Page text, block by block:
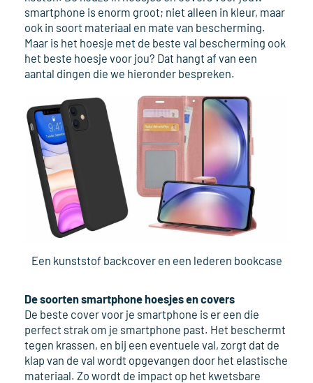
smartphone is enorm groot; niet alleen in kleur, maar
ook in soort materiaal en mate van bescherming.
Maar is het hoesje met de beste val bescherming ook
het beste hoesje voor jou? Dat hangt af van een
aantal dingen die we hieronder bespreken.
Een kunststof backcover en een lederen bookcase
De soorten smartphone hoesjes en covers
De beste cover voor je smartphone is er een die
perfect strak om je smartphone past. Het beschermt
tegen krassen, en bij een eventuele val, zorgt dat de
klap van de val wordt opgevangen door het elastische
materiaal. Zo wordt de impact op het kwetsbare